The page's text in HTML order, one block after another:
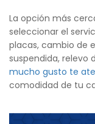
La opción más
seleccionar el
placas, cambio de
suspendida, relevo
mucho gusto te
comodidad de tu